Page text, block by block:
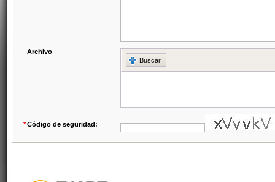
Archivo
Buscar
*Código de seguridad: